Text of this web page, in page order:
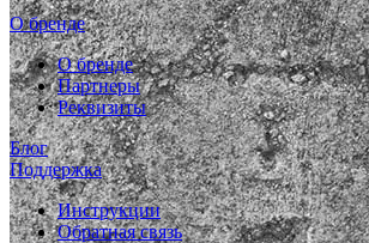
О бренде
О бренде
Партнеры
Реквизиты
Блог
Поддержка
Инструкции
Обратная связь